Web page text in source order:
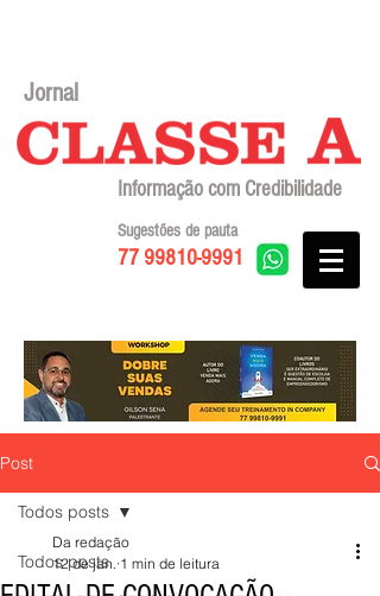
Jornal
Informação com Credibilidade
77 99810-9991
Sugestões de pauta
Post
Todos posts
Todos posts
Da redação
12 de jan. 1 min de leitura